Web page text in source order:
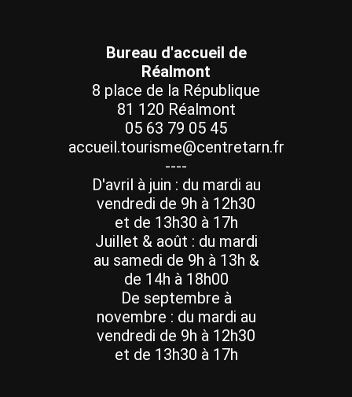
Bureau d'accueil de
Réalmont
8 place de la République
81 120 Réalmont
05 63 79 05 45
accueil.tourisme@centretarn.fr
----
D'avril à juin : du mardi au
vendredi de 9h à 12h30
et de 13h30 à 17h
Juillet & août : du mardi
au samedi de 9h à 13h &
de 14h à 18h00
De septembre à
novembre : du mardi au
vendredi de 9h à 12h30
et de 13h30 à 17h